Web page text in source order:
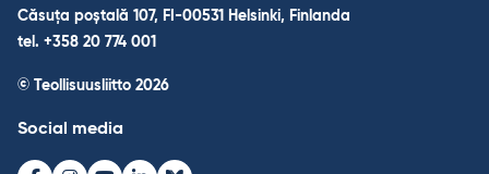
Căsuța poștală 107, FI-00531 Helsinki, Finlanda
tel. +358 20 774 001
© Teollisuusliitto 2026
Social media